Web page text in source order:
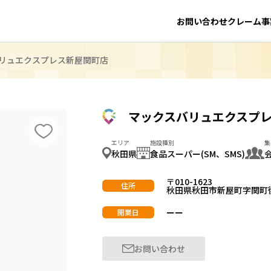
お問い合わせクレーム
ュエクスプレス新屋関町店
マックスバリュエクスプ
エリア
秋田県
施設種別
食品スーパー(SM、SMS)
住所 〒010-1623
秋田県秋田市新屋町字関
開業日 ーー
お問い合わせ